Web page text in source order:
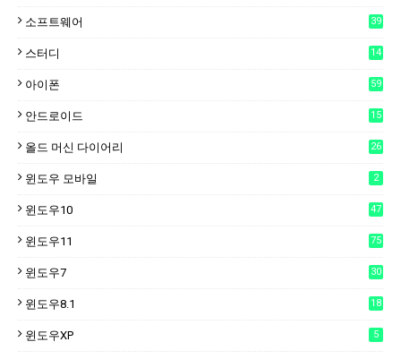
소프트웨어 39
스터디 14
아이폰 59
안드로이드
15
올드 머신 다이어리 26
윈도우 모바일 2
윈도우10 47
윈도우11 75
윈도우7 30
윈도우8.1 18
윈도우XP 5